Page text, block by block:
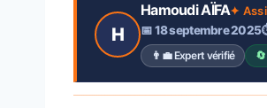
H
Hamoudi AÏFA✦
📅 18 septembre 2025
👨‍💼 Expert vérifié